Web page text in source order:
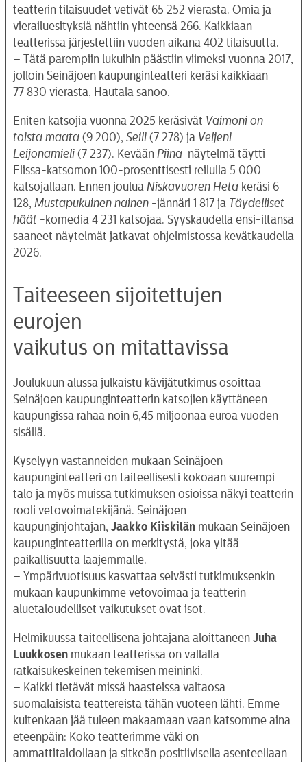
teatterin tilaisuudet vetivät 65 252 vierasta. Omia ja
vierailuesityksiä nähtiin yhteensä 266. Kaikkiaan
teatterissa järjestettiin vuoden aikana 402 tilaisuutta.
– Tätä parempiin lukuihin päästiin viimeksi vuonna 2017,
jolloin Seinäjoen kaupunginteatteri keräsi kaikkiaan
77 830 vierasta, Hautala sanoo.
Eniten katsojia vuonna 2025 keräsivät Vaimoni on
toista maata (9 200), Seili (7 278) ja Veljeni
Leijonamieli (7 237). Kevään Piina-näytelmä täytti
Elissa-katsomon 100-prosenttisesti reilulla 5 000
katsojallaan. Ennen joulua Niskavuoren Heta keräsi 6
128, Mustapukuinen nainen -jännäri 1 817 ja Täydelliset
häät -komedia 4 231 katsojaa. Syyskaudella ensi-iltansa
saaneet näytelmät jatkavat ohjelmistossa kevätkaudella
2026.
Taiteeseen sijoitettujen
eurojen
vaikutus on mitattavissa
Joulukuun alussa julkaistu kävijätutkimus osoittaa
Seinäjoen kaupunginteatterin katsojien käyttäneen
kaupungissa rahaa noin 6,45 miljoonaa euroa vuoden
sisällä.
Kyselyyn vastanneiden mukaan Seinäjoen
kaupunginteatteri on taiteellisesti kokoaan suurempi
talo ja myös muissa tutkimuksen osioissa näkyi teatterin
rooli vetovoimatekijänä. Seinäjoen
kaupunginjohtajan, Jaakko Kiiskilän mukaan Seinäjoen
kaupunginteatterilla on merkitystä, joka yltää
paikallisuutta laajemmalle.
– Ympärivuotisuus kasvattaa selvästi tutkimuksenkin
mukaan kaupunkimme vetovoimaa ja teatterin
aluetaloudelliset vaikutukset ovat isot.
Helmikuussa taiteellisena johtajana aloittaneen Juha
Luukkosen mukaan teatterissa on vallalla
ratkaisukeskeinen tekemisen meininki.
– Kaikki tietävät missä haasteissa valtaosa
suomalaisista teattereista tähän vuoteen lähti. Emme
kuitenkaan jää tuleen makaamaan vaan katsomme aina
eteenpäin: Koko teatterimme väki on
ammattitaidollaan ja sitkeän positiivisella asenteellaan